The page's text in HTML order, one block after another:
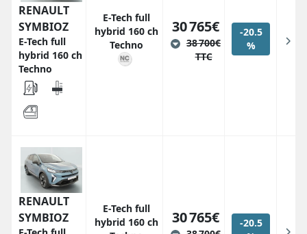
RENAULT
SYMBIOZ
E-Tech full
hybrid 160 ch
Techno
E-Tech full
hybrid 160 ch
Techno
30 765€
38 700€
TTC
-20.5
%
RENAULT
SYMBIOZ
E-Tech full
hybrid 160 ch
30 765€
-20.5